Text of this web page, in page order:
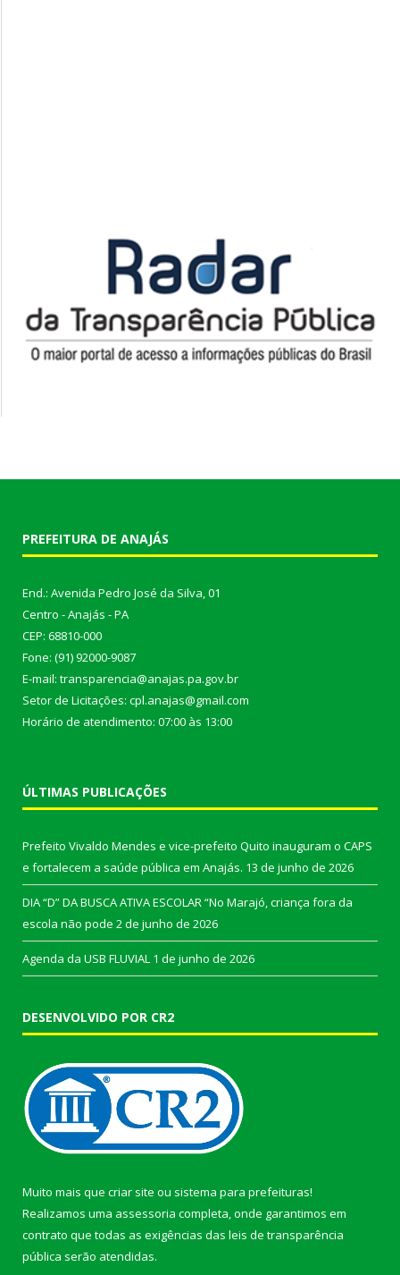
PREFEITURA DE ANAJÁS
End.: Avenida Pedro José da Silva, 01
Centro - Anajás - PA
CEP: 68810-000
Fone: (91) 92000-9087
E-mail: transparencia@anajas.pa.gov.br
Setor de Licitações: cpl.anajas@gmail.com
Horário de atendimento: 07:00 às 13:00
ÚLTIMAS PUBLICAÇÕES
Prefeito Vivaldo Mendes e vice-prefeito Quito inauguram o CAPS
e fortalecem a saúde pública em Anajás. 13 de junho de 2026
DIA “D” DA BUSCA ATIVA ESCOLAR “No Marajó, criança fora da
escola não pode 2 de junho de 2026
Agenda da USB FLUVIAL 1 de junho de 2026
DESENVOLVIDO POR CR2
Muito mais que criar site ou sistema para prefeituras!
Realizamos uma assessoria completa, onde garantimos em
contrato que todas as exigências das leis de transparência
pública serão atendidas.